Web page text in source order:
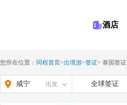
酒店
您所在位置： 同程首页>出境游>签证> 泰国签证
咸宁 出发 全球签证